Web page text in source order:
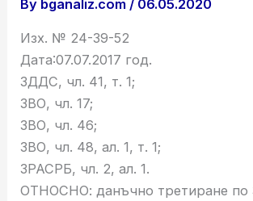
By bganaliz.com / 06.05.2020
Изх. № 24-39-52
Дата:07.07.2017 год.
ЗДДС, чл. 41, т. 1;
ЗВО, чл. 17;
ЗВО, чл. 46;
ЗВО, чл. 48, ал. 1, т. 1;
ЗРАСРБ, чл. 2, ал. 1.
ОТНОСНО: данъчно третиране по